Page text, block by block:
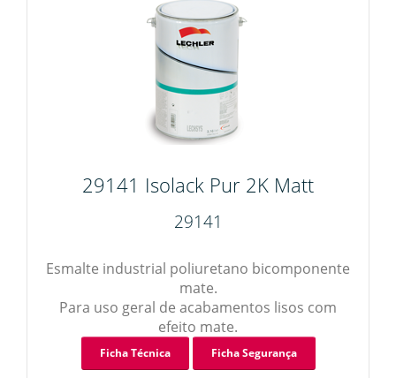
29141 Isolack Pur 2K Matt
29141
Esmalte industrial poliuretano bicomponente
mate.
Para uso geral de acabamentos lisos com
efeito mate.
Ficha Técnica Ficha Segurança